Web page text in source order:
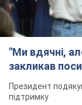
"Ми вдячні,
закликав
Президент
підтримку